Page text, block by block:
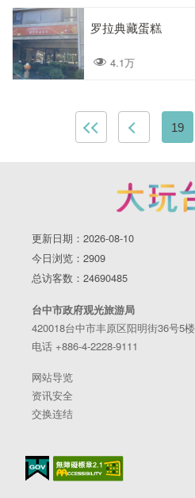
罗拉典藏蛋糕
4.1万
19
更新日期：2026-08-10
今日浏览：2909
总访客数：24690485
台中市政府观光旅游局
420018台中市丰原区阳明街36号5楼
电话 +886-4-2228-9111
网站导览
资讯安全
交换连结